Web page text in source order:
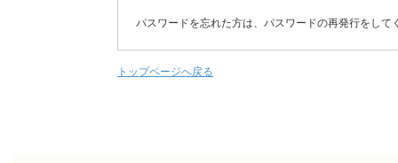
パスワードを忘れた方は、パスワードの再発行をして
トップページへ戻る